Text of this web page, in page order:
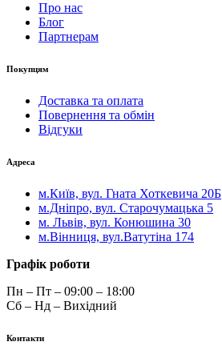
Про нас
Блог
Партнерам
Покупцям
Доставка та оплата
Повернення та обмін
Відгуки
Адреса
м.Київ, вул. Гната Хоткевича 20Б
м.Дніпро, вул. Старочумацька 5
м. Львів, вул. Конюшина 30
м.Вінниця, вул.Ватутіна 174
Графік роботи
Пн – Пт – 09:00 – 18:00
Сб – Нд – Вихідний
Контакти